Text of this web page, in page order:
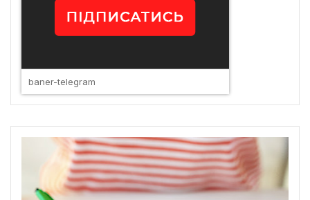
baner-telegram